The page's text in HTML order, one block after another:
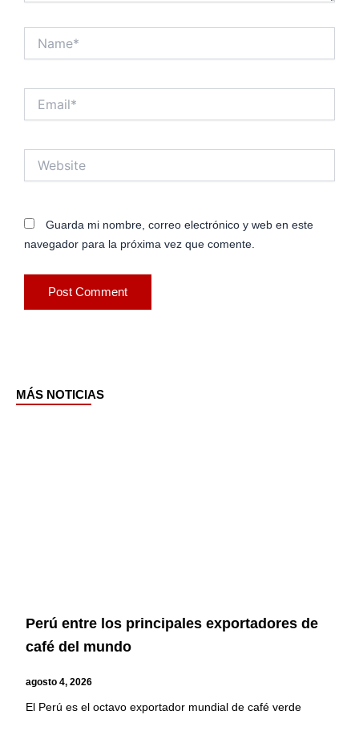
Guarda mi nombre, correo electrónico y web en este
navegador para la próxima vez que comente.
MÁS NOTICIAS
Perú entre los principales exportadores de
café del mundo
agosto 4, 2026
El Perú es el octavo exportador mundial de café verde